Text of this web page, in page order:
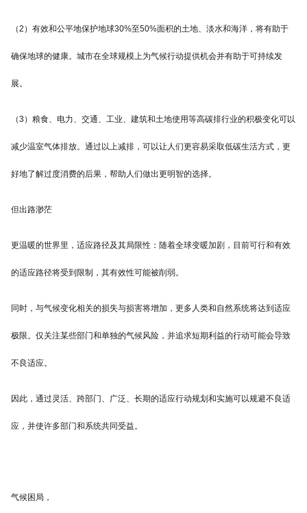
（2）有效和公平地保护地球30%至50%面积的土地、淡水和海洋，将有助于
确保地球的健康。城市在全球规模上为气候行动提供机会并有助于可持续发
展。
（3）粮食、电力、交通、工业、建筑和土地使用等高碳排行业的积极变化可以
减少温室气体排放。通过以上减排，可以让人们更容易采取低碳生活方式，更
好地了解过度消费的后果，帮助人们做出更明智的选择。
但出路渺茫
更温暖的世界里，适应路径及其局限性：随着全球变暖加剧，目前可行和有效
的适应路径将受到限制，其有效性可能被削弱。
同时，与气候变化相关的损失与损害将增加，更多人类和自然系统将达到适应
极限。仅关注某些部门和单独的气候风险，并追求短期利益的行动可能会导致
不良适应。
因此，通过灵活、跨部门、广泛、长期的适应行动规划和实施可以规避不良适
应，并使许多部门和系统共同受益。
气候困局，